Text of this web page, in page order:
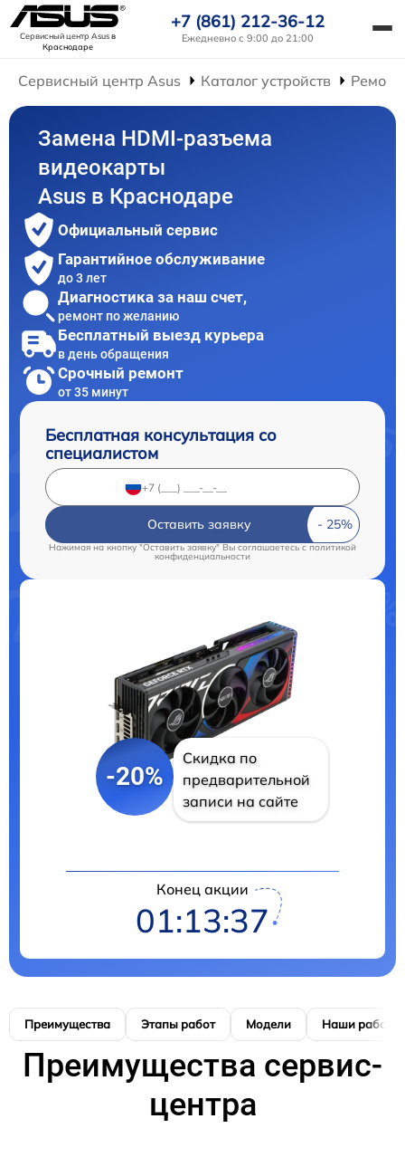
Сервисный центр Asusв
Краснодаре
+7 (861) 212-36-12
Ежедневно с 9:00 до 21:00
Сервисный центр Asus Каталог устройств
Замена HDMI-разъема
видеокарты
Asus в Краснодаре
Официальный сервис
Гарантийное обслуживание
до 3 лет
Диагностика за наш счет,
ремонт по желанию
Бесплатный выезд курьера
в день обращения
Срочный ремонт
от 35 минут
Бесплатная консультация со
специалистом
Оставить заявку
Нажимая на кнопку "Оставить заявку" Вы соглашаетесь c политикой
конфиденциальности
-20%
Скидка по
предварительной
записи на сайте
Конец акции
01:13:37
Преимущества Этапы работ Модели Наши работы
Преимущества сервис-
центра